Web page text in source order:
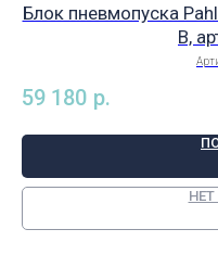
Блок пневмопуска
В,
59 180 р.